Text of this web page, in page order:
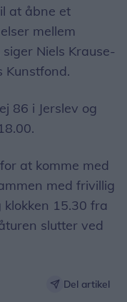
at åbne et
mellem
Niels Krause-
Kunstfond.
86 i Jerslev og
at komme med
med frivillig
15.30 fra
slutter ved
Del artikel